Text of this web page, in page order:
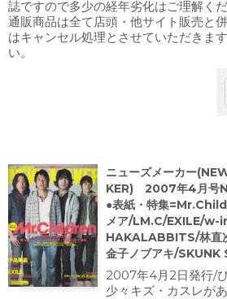
誌ですので多少の経年劣化はご理解く
通販商品は全て店頭・他サイト販売と
はキャンセル処理とさせていただきま
い。
ニューズメーカー
KER) 2007年4月号
●表紙・特集
メア/LM.C/EXILE/w-
HAKALABBITS/林直
金子ノブアキ/
2007年4月2日発行/
少々キズ・カスレが